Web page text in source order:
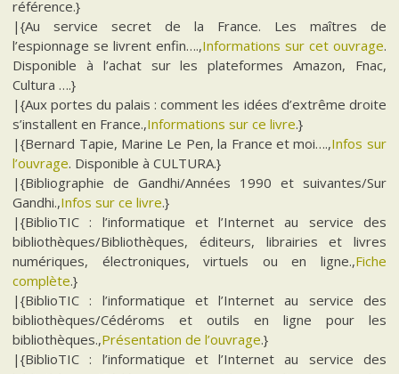
référence.}
|{Au service secret de la France. Les maîtres de
l’espionnage se livrent enfin….,Informations sur cet ouvrage.
Disponible à l’achat sur les plateformes Amazon, Fnac,
Cultura ….}
|{Aux portes du palais : comment les idées d’extrême droite
s’installent en France.,Informations sur ce livre.}
|{Bernard Tapie, Marine Le Pen, la France et moi….,Infos sur
l’ouvrage. Disponible à CULTURA.}
|{Bibliographie de Gandhi/Années 1990 et suivantes/Sur
Gandhi.,Infos sur ce livre.}
|{BiblioTIC : l’informatique et l’Internet au service des
bibliothèques/Bibliothèques, éditeurs, librairies et livres
numériques, électroniques, virtuels ou en ligne.,Fiche
complète.}
|{BiblioTIC : l’informatique et l’Internet au service des
bibliothèques/Cédéroms et outils en ligne pour les
bibliothèques.,Présentation de l’ouvrage.}
|{BiblioTIC : l’informatique et l’Internet au service des